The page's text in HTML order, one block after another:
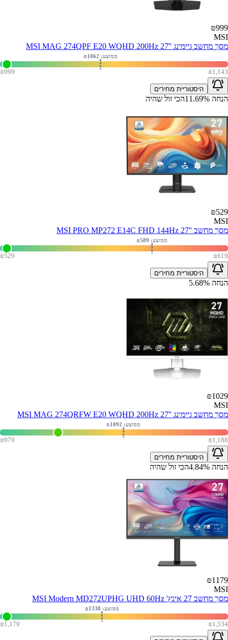
₪999
MSI
מסך מחשב גיימינג ''MSI MAG 274QPF E20 WQHD 200Hz 27
₪999 ₪1,143
ממוצע: ₪ 1062
היסטוריית מחירים
הנחה 11.69% הכי זול שהיה
₪529
MSI
מסך מחשב ''MSI PRO MP272 E14C FHD 144Hz 27
₪529 ₪619
ממוצע: ₪ 589
היסטוריית מחירים
הנחה 5.68%
₪1029
MSI
מסך מחשב גיימינג ''MSI MAG 274QRFW E20 WQHD 200Hz 27
₪979 ₪1,188
ממוצע: ₪ 1092
היסטוריית מחירים
הנחה 4.84% הכי זול שהיה
₪1179
MSI
מסך מחשב 27 אינץ' MSI Modern MD272UPHG UHD 60Hz
₪1,179 ₪1,534
ממוצע: ₪ 1338